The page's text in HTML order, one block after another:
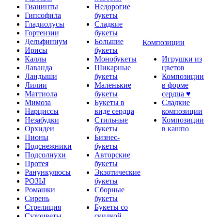
Гиацинты
Гипсофила
Гладиолусы
Гортензии
Дельфиниум
Ирисы
Каллы
Лаванда
Ландыши
Лилии
Маттиола
Мимоза
Нарциссы
Незабудки
Орхидеи
Пионы
Подснежники
Подсолнухи
Протея
Ранункулюсы
РОЗЫ
Ромашки
Сирень
Стрелиция
Недорогие
букеты
Сладкие
букеты
Большие
букеты
Монобукеты
Шикарные
букеты
Маленькие
букеты
Букеты в
виде сердца
Стильные
букеты
Бизнес-
букеты
Авторские
букеты
Экзотические
букеты
Сборные
букеты
Букеты со
Композиции
Игрушки из
цветов
Композиции
в форме
сердца ♥
Сладкие
композиции
Композиции
в кашпо